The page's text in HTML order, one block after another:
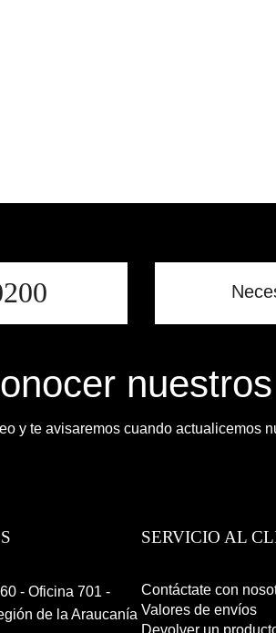
y te avisaremos cuando actualicemos
- Oficina 701 -
de la Araucanía
SERVICIO AL
Contáctate con
Valores de envíos
Devolver un